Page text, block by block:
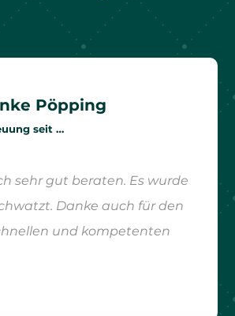
Pöpping
seit …
sehr gut beraten. Es wurde
Danke auch für den
und kompetenten